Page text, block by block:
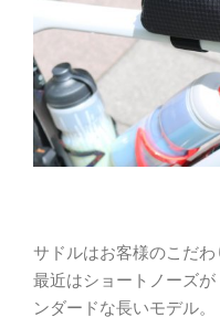
サドルはお客様のこだわ
最近はショートノーズ
ンダードな長いモデル。